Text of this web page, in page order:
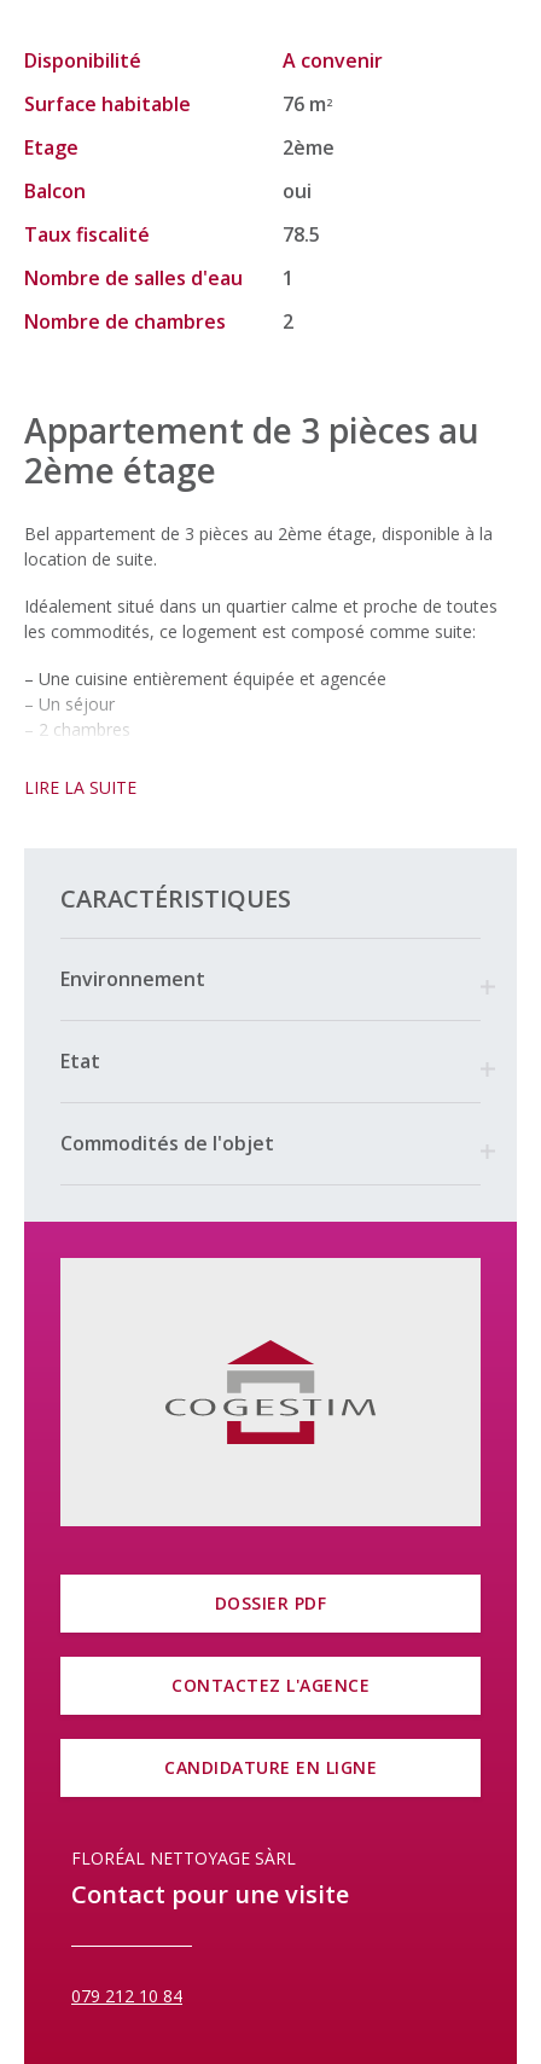
Disponibilité
A convenir
Surface habitable
76 m2
Etage
2ème
Balcon
oui
Taux fiscalité
78.5
Nombre de salles d'eau
1
Nombre de chambres
2
Appartement de 3 pièces au
2ème étage
Bel appartement de 3 pièces au 2ème étage, disponible à la
location de suite.
Idéalement situé dans un quartier calme et proche de toutes
les commodités, ce logement est composé comme suite:
– Une cuisine entièrement équipée et agencée
– Un séjour
– 2 chambres
Une cave est également mise à disposition à titre gratuit et à
Photos non-contractuelles
— CONTACT VISITES —
merci de prendre contact avec la société Floréal nettoyage
Ladite candidature est à remplir depuis l’annonce de cet
LIRE LA SUITE
CARACTÉRISTIQUES
Environnement
Etat
Commodités de l'objet
DOSSIER PDF
CONTACTEZ L'AGENCE
CANDIDATURE EN LIGNE
FLORÉAL NETTOYAGE SÀRL
Contact pour une visite
079 212 10 84